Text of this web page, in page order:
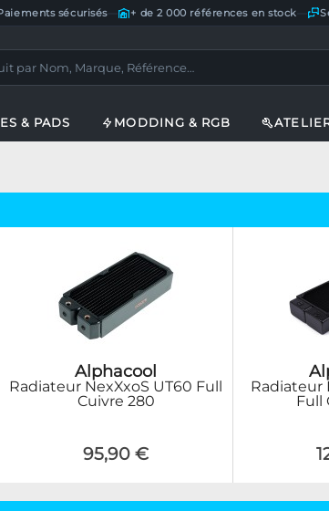
sécurisés— + de 2 000 références en stock
& PADS MODDING & RGB
Alphacool
Radiateur NexXxoS UT60 Full
Cuivre 280
95,90 €
Radiateur
Full